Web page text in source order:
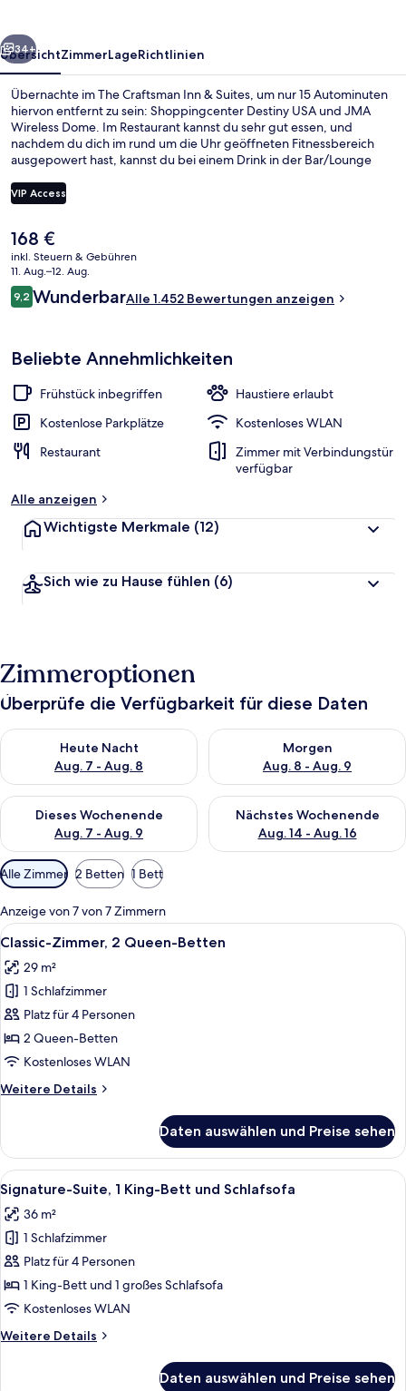
Weiter
34+
ÜbersichtZimmerLageRichtlinien
Übernachte im The Craftsman Inn & Suites, um nur 15 Autominuten
hiervon entfernt zu sein: Shoppingcenter Destiny USA und JMA
Wireless Dome. Im Restaurant kannst du sehr gut essen, und
nachdem du dich im rund um die Uhr geöffneten Fitnessbereich
ausgepowert hast, kannst du bei einem Drink in der Bar/Lounge
Betten und das hilfsbereite Personal sehr gut.
VIP Access
Der
aktuelle
Preis
beträgt
168 €.
168 €
inkl. Steuern & Gebühren
11. Aug.–12. Aug.
Bewertungen
9,29,2 von 10.
WunderbarAlle 1.452 Bewertungen anzeigen
Beliebte Annehmlichkeiten
Frühstück inbegriffen
Haustiere erlaubt
Kostenlose Parkplätze
Kostenloses WLAN
Restaurant
Zimmer mit Verbindungstür
verfügbar
Alle anzeigen
Wichtigste Merkmale (12)
Sich wie zu Hause fühlen (6)
Zimmeroptionen
Überprüfe die Verfügbarkeit für diese Daten
Heute Nacht
Aug. 7 - Aug. 8
Überprüfe die Verfügbarkeit für heute Nacht, Aug. 7 - Aug. 8.
Morgen
Aug. 8 - Aug. 9
Überprüfe die Verfügbarkeit
Dieses Wochenende
Aug. 7 - Aug. 9
Überprüfe die Verfügbarkeit für dieses Wochenende, Aug. 7
Nächstes Wochenende
Aug. 14 - Aug. 16
Überprüfe die Verfügbarkeit
Verfügbare
Filter
für
Zimmer
Alle Zimmer 2 Betten 1 Bett
Anzeige von 7 von 7 Zimmern
Alle
Fotos
für
Classic-
Zimmer,
2 Queen-
Betten
Ein Hotelzimmer mit zwei Betten,
7
Classic-Zimmer, 2 Queen-Betten
29 m²
1 Schlafzimmer
Platz für 4 Personen
2 Queen-Betten
Kostenloses WLAN
Weitere Details
Weitere
Zimmer,
2 Queen-
Betten
Daten auswählen und Preise sehen
Alle
Fotos
für
Signature-
Suite,
1 King-
Bett
Schlafsofa
Ein modernes Hotelzimmer mit einer
6
Signature-Suite, 1 King-Bett und Schlafsofa
36 m²
1 Schlafzimmer
Platz für 4 Personen
1 King-Bett und 1 großes Schlafsofa
Kostenloses WLAN
Weitere Details
Weitere
Daten auswählen und Preise sehen